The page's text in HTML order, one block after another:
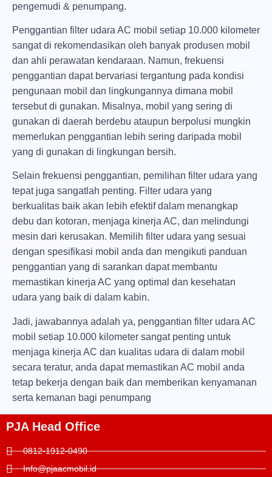
pengemudi & penumpang.
Penggantian filter udara AC mobil setiap 10.000 kilometer
sangat di rekomendasikan oleh banyak produsen mobil
dan ahli perawatan kendaraan. Namun, frekuensi
penggantian dapat bervariasi tergantung pada kondisi
pengunaan mobil dan lingkungannya dimana mobil
tersebut di gunakan. Misalnya, mobil yang sering di
gunakan di daerah berdebu ataupun berpolusi mungkin
memerlukan penggantian lebih sering daripada mobil
yang di gunakan di lingkungan bersih.
Selain frekuensi penggantian, pemilihan filter udara yang
tepat juga sangatlah penting. Filter udara yang
berkualitas baik akan lebih efektif dalam menangkap
debu dan kotoran, menjaga kinerja AC, dan melindungi
mesin dari kerusakan. Memilih filter udara yang sesuai
dengan spesifikasi mobil anda dan mengikuti panduan
penggantian yang di sarankan dapat membantu
memastikan kinerja AC yang optimal dan kesehatan
udara yang baik di dalam kabin.
Jadi, jawabannya adalah ya, penggantian filter udara AC
mobil setiap 10.000 kilometer sangat penting untuk
menjaga kinerja AC dan kualitas udara di dalam mobil
secara teratur, anda dapat memastikan AC mobil anda
tetap bekerja dengan baik dan memberikan kenyamanan
serta kemanan bagi penumpang
PJA Head Office
0812-1912-0490
Info@pjaacmobil.id